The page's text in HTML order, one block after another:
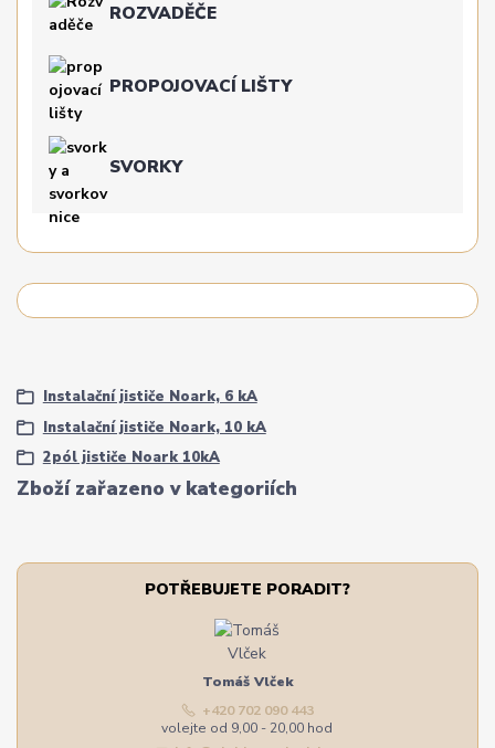
ROZVADĚČE
PROPOJOVACÍ LIŠTY
SVORKY
Zboží zařazeno v kategoriích
Instalační jističe Noark, 6 kA
Instalační jističe Noark, 10 kA
2pól jističe Noark 10kA
POTŘEBUJETE PORADIT?
Tomáš Vlček
+420 702 090 443
volejte od 9,00 - 20,00 hod